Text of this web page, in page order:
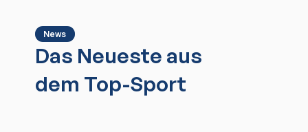
News
Das Neueste aus
dem Top-Sport